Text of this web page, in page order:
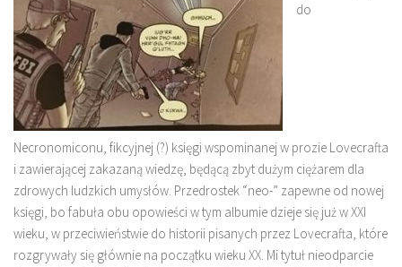
do
Necronomiconu, fikcyjnej (?) księgi wspominanej w prozie Lovecrafta
i zawierającej zakazaną wiedzę, będącą zbyt dużym ciężarem dla
zdrowych ludzkich umysłów. Przedrostek “neo-” zapewne od nowej
księgi, bo fabuła obu opowieści w tym albumie dzieje się już w XXI
wieku, w przeciwieństwie do historii pisanych przez Lovecrafta, które
rozgrywały się głównie na początku wieku XX. Mi tytuł nieodparcie